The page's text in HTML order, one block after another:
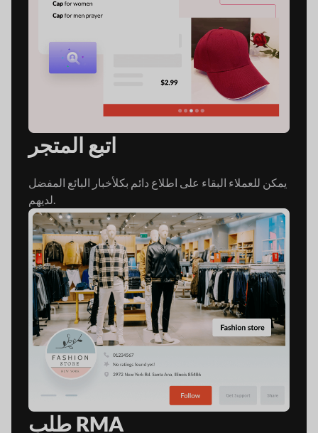
اتبع المتجر
يمكن للعملاء البقاء على اطلاع دائم بكلأخبار البائع المفضل
لديهم.
طلب RMA